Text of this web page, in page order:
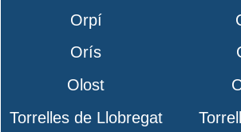
Orpí
Orís
Olost
Torrelles de Llobregat